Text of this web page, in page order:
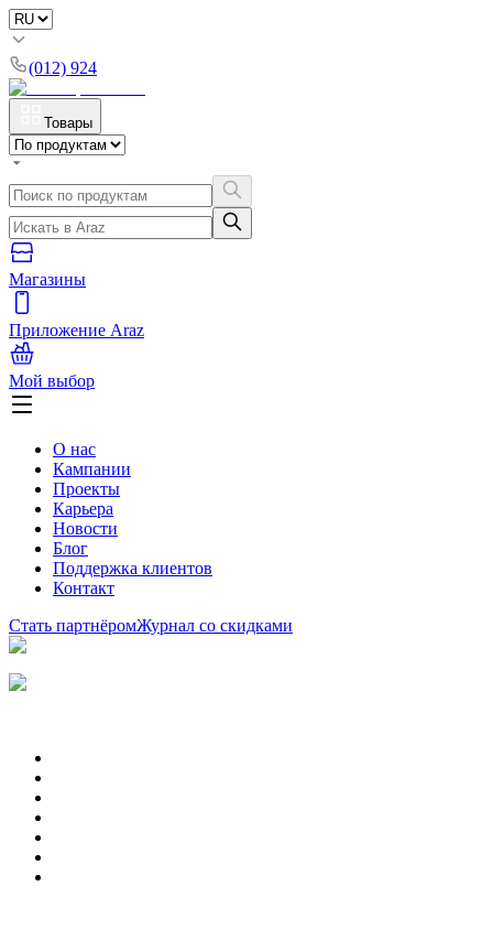
(012) 924
Товары
Магазины
Приложение Araz
Мой выбор
О нас
Кампании
Проекты
Карьера
Новости
Блог
Поддержка клиентов
Контакт
Стать партнёромЖурнал со скидками